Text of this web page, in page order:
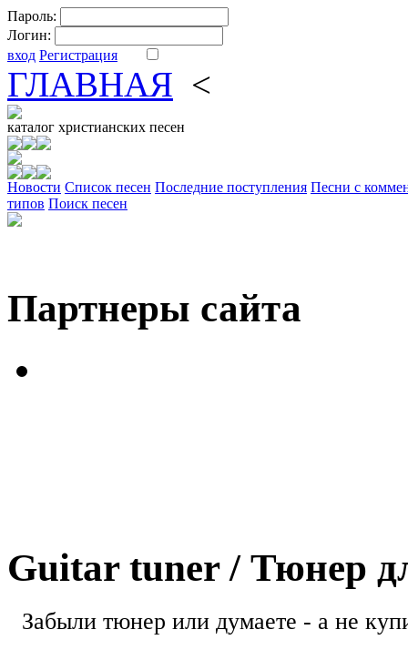
Пароль:
Логин:
вход Регистрация
ГЛАВНАЯ <
каталог христианских песен
Новости Cписок песен Последние поступления Песни с
типов Поиск песен
Партнеры сайта
Guitar tuner / Тюнер
Забыли тюнер или думаете - а не